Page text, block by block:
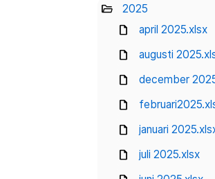
folder_open 2025
draft april 2025.xlsx
draft augusti
draft december
draft
draft januari
draft juli 2025.xlsx